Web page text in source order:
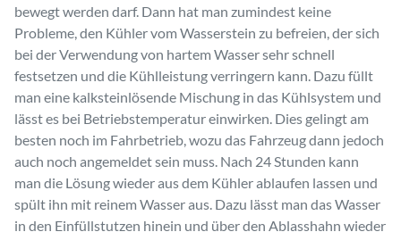
bewegt werden darf. Dann hat man zumindest keine
Probleme, den Kühler vom Wasserstein zu befreien, der sich
bei der Verwendung von hartem Wasser sehr schnell
festsetzen und die Kühlleistung verringern kann. Dazu füllt
man eine kalksteinlösende Mischung in das Kühlsystem und
lässt es bei Betriebstemperatur einwirken. Dies gelingt am
besten noch im Fahrbetrieb, wozu das Fahrzeug dann jedoch
auch noch angemeldet sein muss. Nach 24 Stunden kann
man die Lösung wieder aus dem Kühler ablaufen lassen und
spült ihn mit reinem Wasser aus. Dazu lässt man das Wasser
in den Einfüllstutzen hinein und über den Ablasshahn wieder